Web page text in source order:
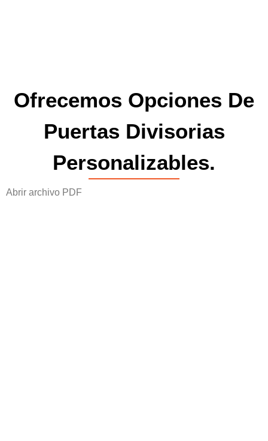
Ofrecemos Opciones De
Puertas Divisorias
Personalizables.
Abrir archivo PDF